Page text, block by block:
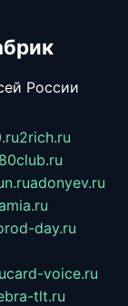
России
2rich.ru
adonyev.ru
day.ru
card-voice.ru
tlt.ru